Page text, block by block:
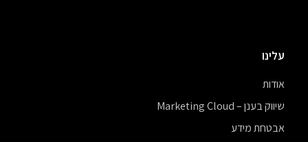
עלינו
אודות
שיווק בענן – Marketing Cloud
אבטחת מידע